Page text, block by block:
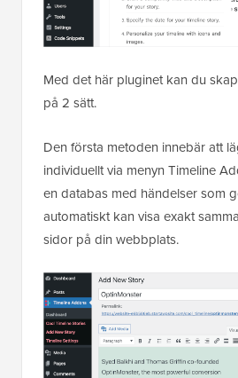
Med det här pluginet kan du
på 2 sätt.
Den första metoden innebär att
individuellt via menyn Timeline
en databas med händelser som
automatiskt kan visa exakt
sidor på din webbplats.